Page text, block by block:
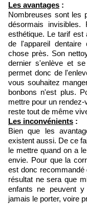
Les avantages :
Nombreuses sont les
désormais
esthétique. Le tarif est
de l'appareil
chose près. Son
dernier s'enlève et
permet donc de
vous souhaitez
bonbons n'est plus.
mettre pour un
reste tout de même
Les inconvénients :
Bien que les
existent aussi. De ce
le mettre quand on a
envie. Pour que la
est donc
résultat ne sera que
enfants ne peuvent
jamais le porter, voire